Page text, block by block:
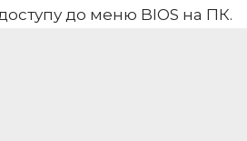
доступу до меню BIOS на ПК.